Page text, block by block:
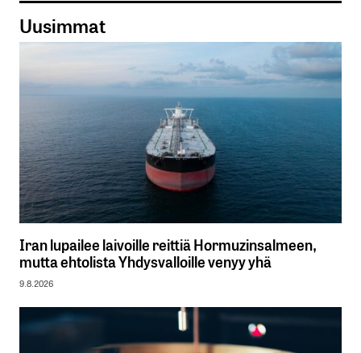
Uusimmat
Iran lupailee laivoille reittiä Hormuzinsalmeen,
mutta ehtolista Yhdysvalloille venyy yhä
9.8.2026